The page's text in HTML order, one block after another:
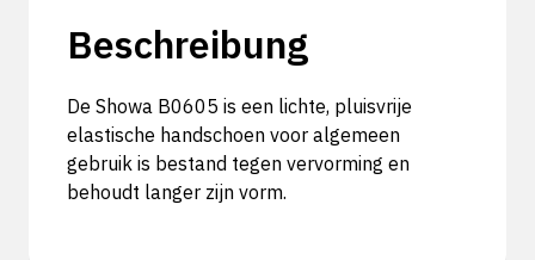
Beschreibung
De Showa B0605 is een lichte, pluisvrije
elastische handschoen voor algemeen
gebruik is bestand tegen vervorming en
behoudt langer zijn vorm.